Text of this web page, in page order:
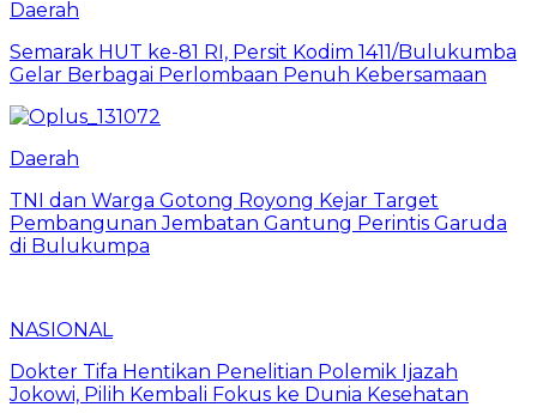
Daerah
Semarak HUT ke-81 RI, Persit Kodim 1411/Bulukumba
Gelar Berbagai Perlombaan Penuh Kebersamaan
Daerah
TNI dan Warga Gotong Royong Kejar Target
Pembangunan Jembatan Gantung Perintis Garuda
di Bulukumpa
NASIONAL
Dokter Tifa Hentikan Penelitian Polemik Ijazah
Jokowi, Pilih Kembali Fokus ke Dunia Kesehatan